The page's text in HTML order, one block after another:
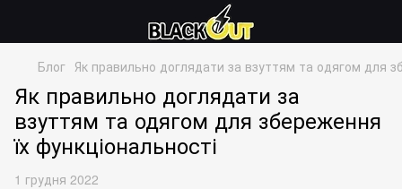
Блог Як правильно доглядати за взуттям та одягом для
Як правильно доглядати за
взуттям та одягом для збереження
їх функціональності
1 грудня 2022